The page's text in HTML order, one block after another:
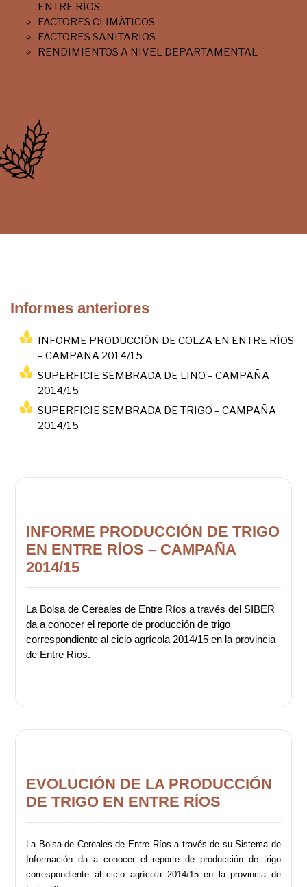
ENTRE RÍOS
FACTORES CLIMÁTICOS
FACTORES SANITARIOS
RENDIMIENTOS A NIVEL DEPARTAMENTAL
Informes anteriores
INFORME PRODUCCIÓN DE COLZA EN ENTRE RÍOS
– CAMPAÑA 2014/15
SUPERFICIE SEMBRADA DE LINO – CAMPAÑA
2014/15
SUPERFICIE SEMBRADA DE TRIGO – CAMPAÑA
2014/15
INFORME PRODUCCIÓN DE TRIGO
EN ENTRE RÍOS – CAMPAÑA
2014/15
La Bolsa de Cereales de Entre Ríos a través del SIBER
da a conocer el reporte de producción de trigo
correspondiente al ciclo agrícola 2014/15 en la provincia
de Entre Ríos.
EVOLUCIÓN DE LA PRODUCCIÓN
DE TRIGO EN ENTRE RÍOS
La Bolsa de Cereales de Entre Ríos a través de su Sistema de
Información da a conocer el reporte de producción de trigo
correspondiente al ciclo agrícola 2014/15 en la provincia de